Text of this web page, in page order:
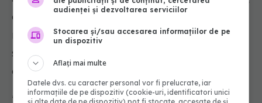
oamenii ajung să aibă probleme grave de
respirație în cinci - opti zile de la debutul
simptomelor, dar nu a putut stabili o perioadă
critică pentru decese.
audienței și dezvoltarea serviciilor
Stocarea și/sau accesarea informațiilor de pe
un dispozitiv
Aflați mai multe
Datele dvs. cu caracter personal vor fi prelucrate, iar
informațiile de pe dispozitiv (cookie-uri, identificatori unici